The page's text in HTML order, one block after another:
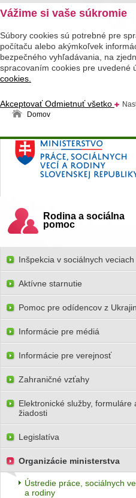
Vážime si vaše súkromie
Súbory cookies sú potrebné pre
počítaču alebo akýmkoľvek
bezpečného vyhľadávania, na
spracovaním cookies pre uvedené
cookies.
AkceptovaťOdmietnuť všetko
Domov
Ministerstvo práce,
Slovenskej republiky
Rodina a sociálna
pomoc
Inšpekcia v sociálnych veciach
Aktívne starnutie
Pomoc pre odídencov z
Informácie pre médiá
Informácie pre verejnosť
Zahraničné vzťahy
Elektronické služby, formuláre
žiadosti
Legislatíva
Organizácie ministerstva
Ústredie práce, sociálnych
a rodiny